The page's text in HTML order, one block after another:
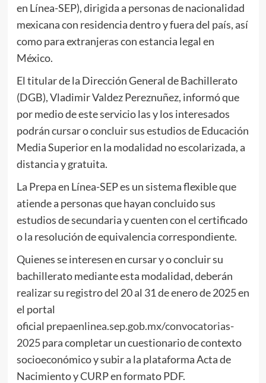
en Línea-SEP), dirigida a personas de nacionalidad
mexicana con residencia dentro y fuera del país, así
como para extranjeras con estancia legal en
México.
El titular de la Dirección General de Bachillerato
(DGB), Vladimir Valdez Pereznuñez, informó que
por medio de este servicio las y los interesados
podrán cursar o concluir sus estudios de Educación
Media Superior en la modalidad no escolarizada, a
distancia y gratuita.
La Prepa en Línea-SEP es un sistema flexible que
atiende a personas que hayan concluido sus
estudios de secundaria y cuenten con el certificado
o la resolución de equivalencia correspondiente.
Quienes se interesen en cursar y o concluir su
bachillerato mediante esta modalidad, deberán
realizar su registro del 20 al 31 de enero de 2025 en
el portal
oficial prepaenlinea.sep.gob.mx/convocatorias-
2025para completar un cuestionario de contexto
socioeconómico y subir a la plataforma Acta de
Nacimiento y CURP en formato PDF.